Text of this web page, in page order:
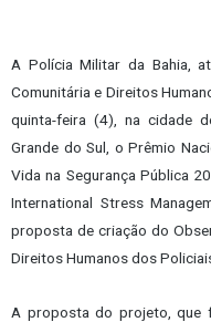
A Polícia Militar da Bahia,
Comunitária e Direitos
quinta-feira (4), na cidade
Grande do Sul, o Prêmio
Vida na Segurança Pública
International Stress
proposta de criação do
Direitos Humanos dos
A proposta do projeto, que